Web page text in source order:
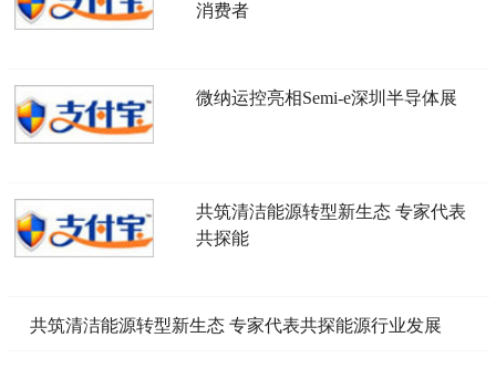
消费者
微纳运控亮相Semi-e深圳半导体展
共筑清洁能源转型新生态 专家代表
共探能
共筑清洁能源转型新生态 专家代表共探能源行业发展